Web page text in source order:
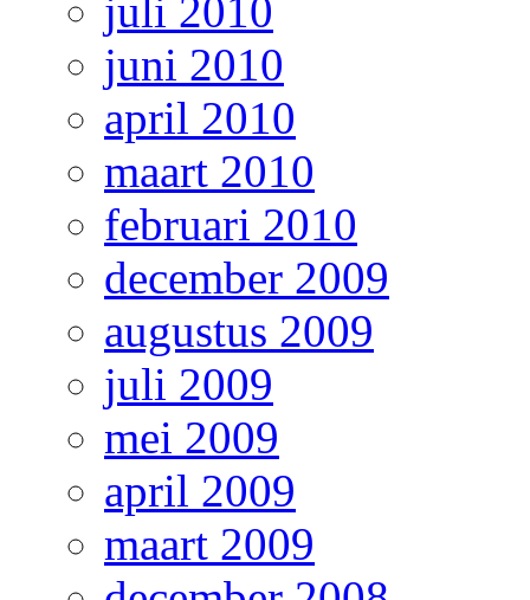
juli 2010
juni 2010
april 2010
maart 2010
februari 2010
december 2009
augustus 2009
juli 2009
mei 2009
april 2009
maart 2009